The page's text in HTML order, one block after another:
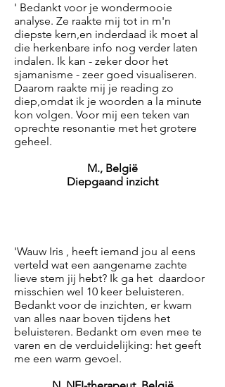
' Bedankt voor je wondermooie
analyse. Ze raakte mij tot in m'n
diepste kern,en inderdaad ik moet al
die herkenbare info nog verder laten
indalen. Ik kan - zeker door het
sjamanisme - zeer goed visualiseren.
Daarom raakte mij je reading zo
diep,omdat ik je woorden a la minute
kon volgen. Voor mij een teken van
oprechte resonantie met het grotere
geheel.
M., België
Diepgaand inzicht
'Wauw Iris , heeft iemand jou al eens
verteld wat een aangename zachte
lieve stem jij hebt? Ik ga het daardoor
misschien wel 10 keer beluisteren.
Bedankt voor de inzichten, er kwam
van alles naar boven tijdens het
beluisteren. Bedankt om even mee te
varen en de verduidelijking: het geeft
me een warm gevoel.